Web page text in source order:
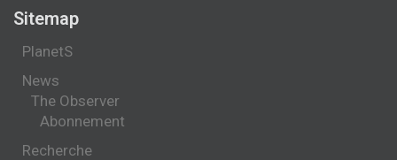
Sitemap
PlanetS
News
The Observer
Abonnement
Recherche